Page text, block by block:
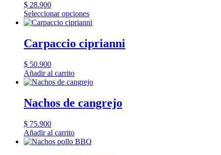
$ 28.900
Seleccionar opciones
Carpaccio ciprianni
$ 50.900
Añadir al carrito
Nachos de cangrejo
$ 75.900
Añadir al carrito